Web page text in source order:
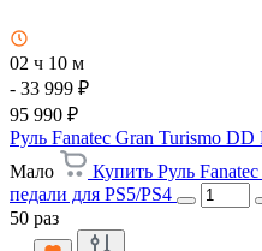
02 ч 10 м
- 33 999 ₽
95 990 ₽
Руль Fanatec Gran Turismo
Мало
Купить Руль
педали для PS5/PS4
50 раз